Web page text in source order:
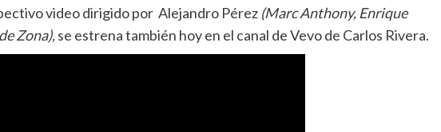
video dirigido por Alejandro Pérez (Marc Anthony, Enrique
Zona),se estrena también hoy en el canal de Vevo de Carlos Rivera.